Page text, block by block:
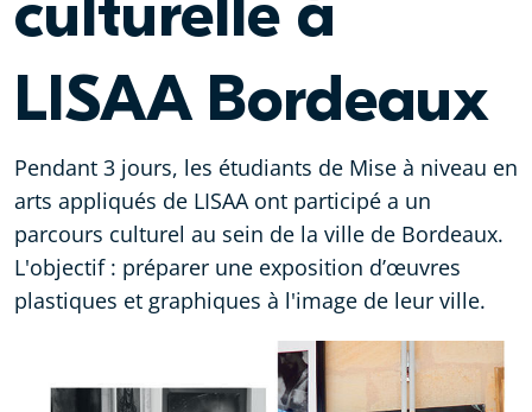
LISAA Bordeaux
Pendant 3 jours, les étudiants de Mise à niveau en
arts appliqués de LISAA ont participé a un
parcours culturel au sein de la ville de Bordeaux.
L'objectif : préparer une exposition d’œuvres
plastiques et graphiques à l'image de leur ville.